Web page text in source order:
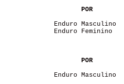
09
POR
Enduro Masculino
Enduro Feminino
POR